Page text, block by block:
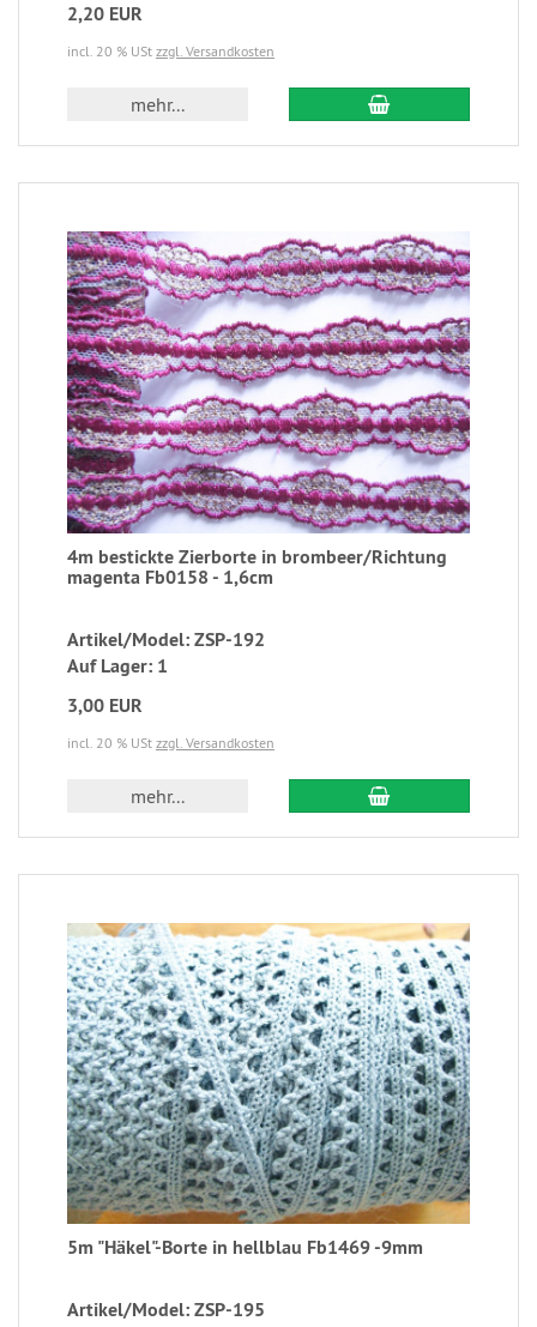
2,20 EUR
incl. 20 % USt zzgl. Versandkosten
mehr...
4m bestickte Zierborte in brombeer/Richtung
magenta Fb0158 - 1,6cm
Artikel/Model: ZSP-192
Auf Lager: 1
3,00 EUR
incl. 20 % USt zzgl. Versandkosten
mehr...
5m "Häkel"-Borte in hellblau Fb1469 -9mm
Artikel/Model: ZSP-195